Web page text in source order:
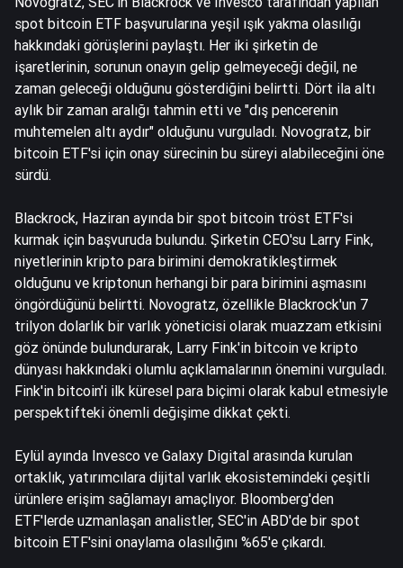
spot bitcoin ETF başvurularına yeşil ışık yakma olasılığı
hakkındaki görüşlerini paylaştı. Her iki şirketin de
işaretlerinin, sorunun onayın gelip gelmeyeceği değil, ne
zaman geleceği olduğunu gösterdiğini belirtti. Dört ila altı
aylık bir zaman aralığı tahmin etti ve "dış pencerenin
muhtemelen altı aydır" olduğunu vurguladı. Novogratz, bir
bitcoin ETF'si için onay sürecinin bu süreyi alabileceğini öne
sürdü.
Blackrock, Haziran ayında bir spot bitcoin tröst ETF'si
kurmak için başvuruda bulundu. Şirketin CEO'su Larry Fink,
niyetlerinin kripto para birimini demokratikleştirmek
olduğunu ve kriptonun herhangi bir para birimini aşmasını
öngördüğünü belirtti. Novogratz, özellikle Blackrock'un 7
trilyon dolarlık bir varlık yöneticisi olarak muazzam etkisini
göz önünde bulundurarak, Larry Fink'in bitcoin ve kripto
dünyası hakkındaki olumlu açıklamalarının önemini vurguladı.
Fink'in bitcoin'i ilk küresel para biçimi olarak kabul etmesiyle
perspektifteki önemli değişime dikkat çekti.
Eylül ayında Invesco ve Galaxy Digital arasında kurulan
ortaklık, yatırımcılara dijital varlık ekosistemindeki çeşitli
ürünlere erişim sağlamayı amaçlıyor. Bloomberg'den
ETF'lerde uzmanlaşan analistler, SEC'in ABD'de bir spot
bitcoin ETF'sini onaylama olasılığını %65'e çıkardı.